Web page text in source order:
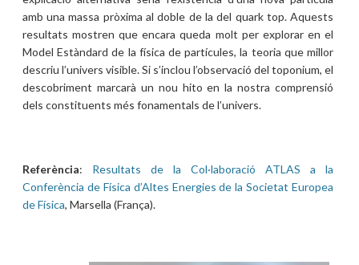
amb una massa pròxima al doble de la del quark top. Aquests
resultats mostren que encara queda molt per explorar en el
Model Estàndard de la física de partícules, la teoria que millor
descriu l’univers visible. Si s’inclou l’observació del toponium, el
descobriment marcarà un nou hito en la nostra comprensió
dels constituents més fonamentals de l’univers.
Referència: Resultats de la Col·laboració ATLAS a la
Conferència de Física d’Altes Energies de la Societat Europea
de Física, Marsella (França).